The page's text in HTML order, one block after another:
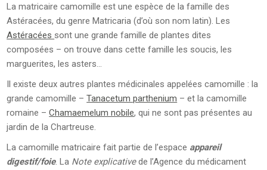
La matricaire camomille est une espèce de la famille des
Astéracées, du genre Matricaria (d’où son nom latin). Les
Astéracées sont une grande famille de plantes dites
composées – on trouve dans cette famille les soucis, les
marguerites, les asters…
Il existe deux autres plantes médicinales appelées camomille : la
grande camomille –Tanacetum parthenium – et la camomille
romaine –Chamaemelum nobile, qui ne sont pas présentes au
jardin de la Chartreuse.
La camomille matricaire fait partie de l’espace appareil
digestif/foie. La Note explicativede l’Agence du médicament